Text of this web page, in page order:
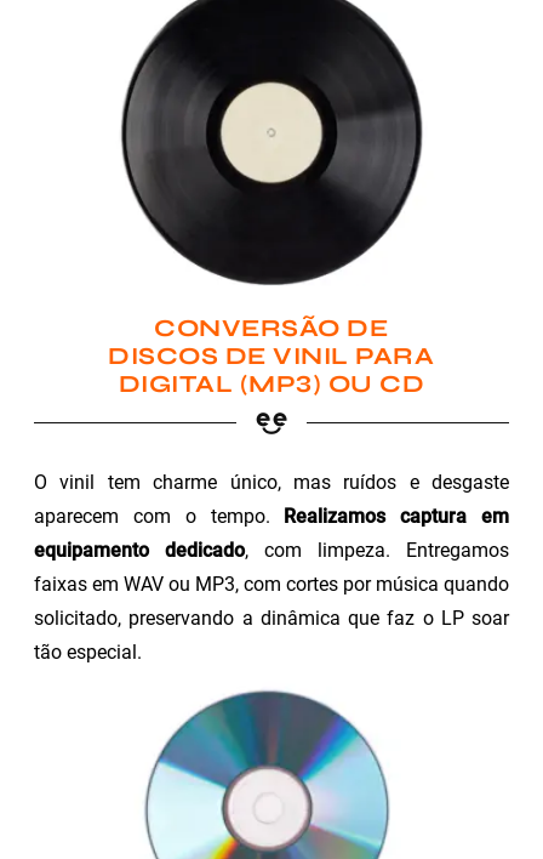
CONVERSÃO DE
DISCOS DE VINIL PARA
DIGITAL (MP3) OU CD
O vinil tem charme único, mas ruídos e desgaste
aparecem com o tempo.
Realizamos captura em
equipamento dedicado, com limpeza. Entregamos
faixas em WAV ou MP3, com cortes por música quando
solicitado, preservando a dinâmica que faz o LP soar
tão especial.